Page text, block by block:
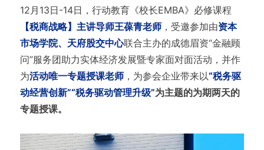
12月13日-14日，行动教育《校长EMBA》必修课程
【税商战略】主讲导师王葆青老师，受邀参加由资本
市场学院、天府股交中心联合主办的成德眉资“金融顾
问”服务团助力实体经济发展暨专家面对面活动，并作
为活动唯一专题授课老师，为参会企业带来以“税务驱
动经营创新”“税务驱动管理升级”为主题的为期两天的
专题授课。